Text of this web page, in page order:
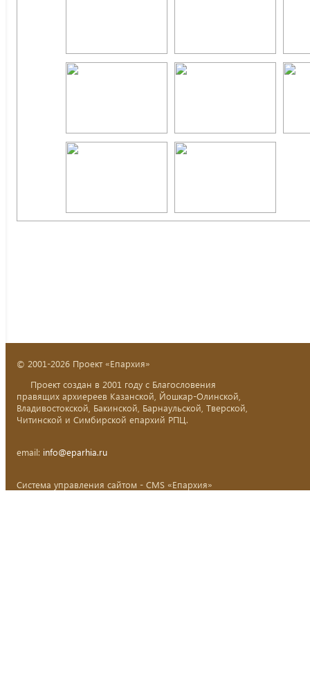
© 2001-2026 Проект «Епархия»
Проект создан в 2001 году с Благословения
правящих архиереев Казанской, Йошкар-Олинской,
Владивостокской, Бакинской, Барнаульской, Тверской,
Читинской и Симбирской епархий РПЦ.
email: info@eparhia.ru
Система управления сайтом - CMS «Епархия»